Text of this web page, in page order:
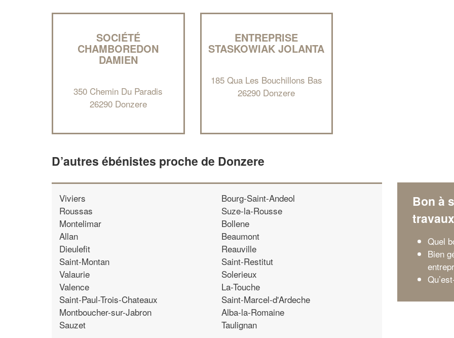
SOCIÉTÉ
CHAMBOREDON
DAMIEN
350 Chemin Du Paradis
26290 Donzere
ENTREPRISE
STASKOWIAK JOLANTA
185 Qua Les Bouchillons Bas
26290 Donzere
D’autres ébénistes proche de Donzere
Viviers
Roussas
Montelimar
Allan
Dieulefit
Saint-Montan
Valaurie
Valence
Saint-Paul-Trois-Chateaux
Montboucher-sur-Jabron
Sauzet
Bourg-Saint-Andeol
Suze-la-Rousse
Bollene
Beaumont
Reauville
Saint-Restitut
Solerieux
La-Touche
Saint-Marcel-d'Ardeche
Alba-la-Romaine
Taulignan
Bon à
travaux
Quel
Bien